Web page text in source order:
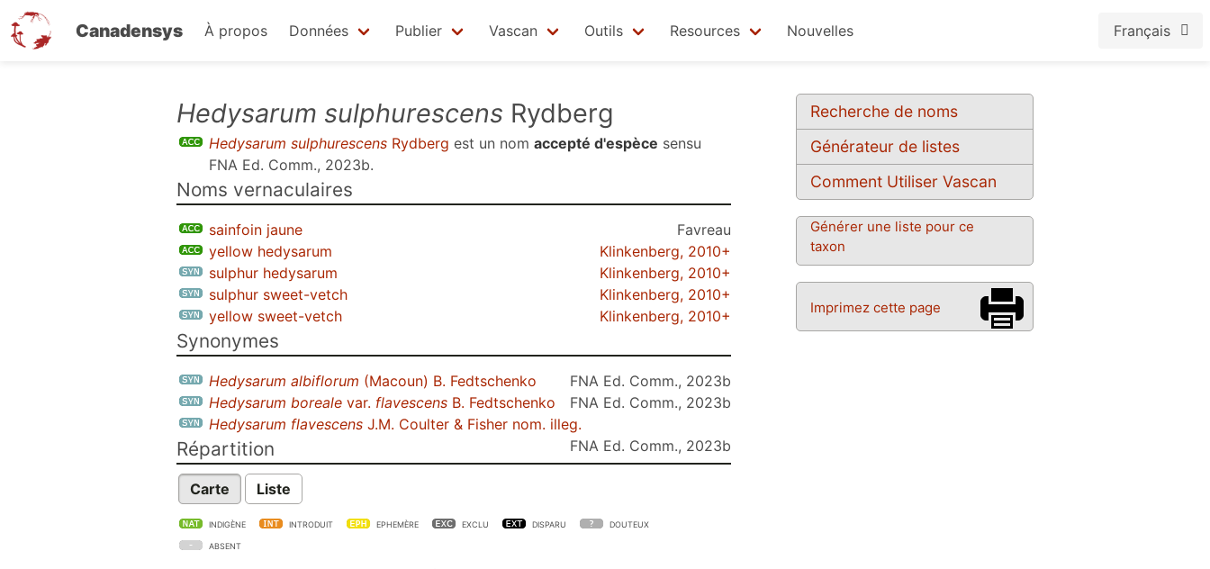
Canadensys À propos Données Publier Vascan Outils Resources Nouvelles Français
Recherche de noms
Générateur de listes
Comment Utiliser Vascan
Générer une liste pour ce
taxon
Imprimez cette page
Hedysarum sulphurescens Rydberg
Hedysarum sulphurescens Rydberg est un nom accepté d'espèce sensu
FNA Ed. Comm., 2023b.
Noms vernaculaires
sainfoin jaune
Favreau
yellow hedysarum
Klinkenberg, 2010+
sulphur hedysarum
Klinkenberg, 2010+
sulphur sweet-vetch
Klinkenberg, 2010+
yellow sweet-vetch
Klinkenberg, 2010+
Synonymes
Hedysarum albiflorum (Macoun) B. Fedtschenko
FNA Ed. Comm., 2023b
Hedysarum boreale var. flavescens B. Fedtschenko
FNA Ed. Comm., 2023b
Hedysarum flavescens J.M. Coulter & Fisher nom. illeg.
FNA Ed. Comm., 2023b
Répartition
Carte Liste
INDIGÈNE INTRODUIT EPHEMÈRE EXCLU DISPARU DOUTEUX
ABSENT